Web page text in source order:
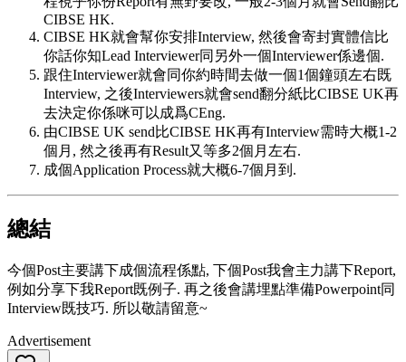
CIBSE HK.
CIBSE HK就會幫你安排Interview, 然後會寄封實體信比
你話你知Lead Interviewer同另外一個Interviewer係邊個.
跟住Interviewer就會同你約時間去做一個1個鐘頭左右既
Interview, 之後Interviewers就會send翻分紙比CIBSE UK再
去決定你係咪可以成爲CEng.
由CIBSE UK send比CIBSE HK再有Interview需時大概1-2
個月, 然之後再有Result又等多2個月左右.
成個Application Process就大概6-7個月到.
總結
今個Post主要講下成個流程係點, 下個Post我會主力講下Report,
例如分享下我Report既例子. 再之後會講埋點準備Powerpoint同
Interview既技巧. 所以敬請留意~
Advertisement